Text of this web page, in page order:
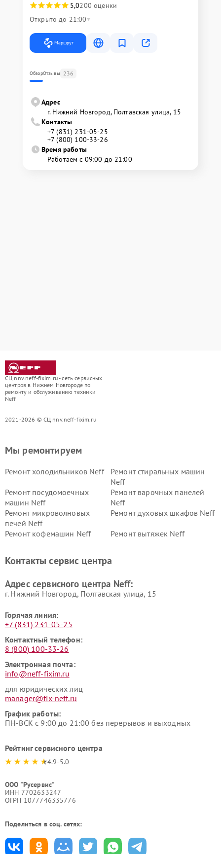
5,0200 оценки
Открыто до 21:00
Маршрут
ОбзорОтзывы 236
Адрес
г. Нижний Новгород, Полтавская улица, 15
Контакты
+7 (831) 231-05-25
+7 (800) 100-33-26
Время работы
Работаем с 09:00 до 21:00
СЦ nnv.neff-fixim.ru - сеть сервисных
центров в Нижнем Новгороде по
ремонту и обслуживанию техники
Neff
2021-2026 © СЦ nnv.neff-fixim.ru
Мы ремонтируем
Ремонт холодильников Neff
Ремонт стиральных машин
Neff
Ремонт посудомоечных
машин Neff
Ремонт варочных панелей
Neff
Ремонт микроволновых
печей Neff
Ремонт духовых шкафов Neff
Ремонт кофемашин Neff Ремонт вытяжек Neff
Контакты сервис центра
Адрес сервисного центра Neff:
г. Нижний Новгород, Полтавская улица, 15
Горячая линия:
+7 (831) 231-05-25
Контактный телефон:
8 (800) 100-33-26
Электронная почта:
info@neff-fixim.ru
для юридических лиц
manager@fix-neff.ru
График работы:
ПН-ВСК с 9:00 до 21:00 без перерывов и выходных
Рейтинг сервисного центра
4.9-5.0
ООО "Русервис"
ИНН 7702633247
ОГРН 1077746335776
Поделиться в соц. сетях: